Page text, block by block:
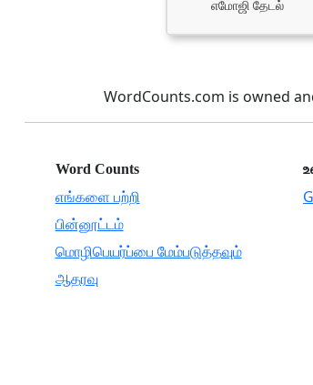
எமோஜி தேடல்
WordCounts.com is owned
Word Counts
எங்களை பற்றி
பின்னூட்டம்
மொழிபெயர்ப்பை மேம்படுத்தவும்
ஆதரவு